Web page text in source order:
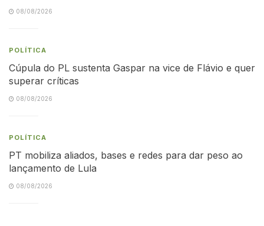
08/08/2026
POLÍTICA
Cúpula do PL sustenta Gaspar na vice de Flávio e quer
superar críticas
08/08/2026
POLÍTICA
PT mobiliza aliados, bases e redes para dar peso ao
lançamento de Lula
08/08/2026